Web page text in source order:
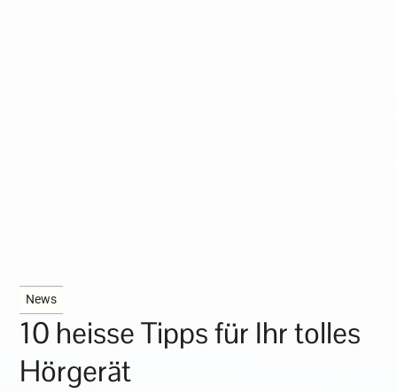
News
10 heisse Tipps für Ihr tolles
Hörgerät